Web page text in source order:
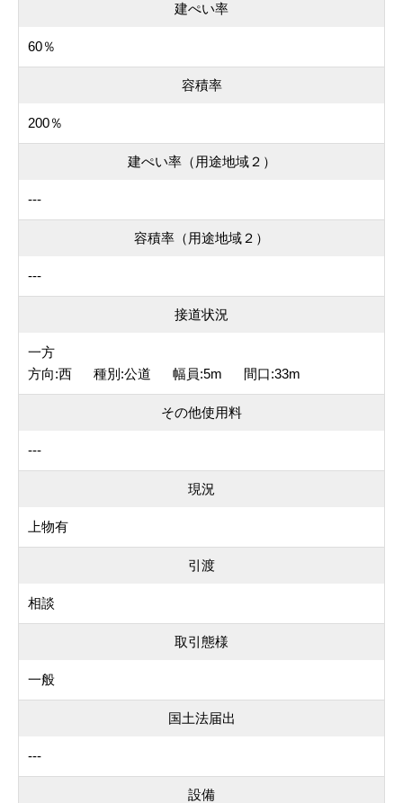
建ぺい率
60％
容積率
200％
建ぺい率（用途地域２）
---
容積率（用途地域２）
---
接道状況
一方
方向:西 種別:公道 幅員:5m 間口:33m
その他使用料
---
現況
上物有
引渡
相談
取引態様
一般
国土法届出
---
設備